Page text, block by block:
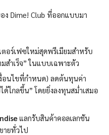
ง Dime! Club ที่ออกแบบมา
ตอร์เฟซใหม่สุดพรีเมียมสำหรับ
ำเร็จ” ในแบบเฉพาะตัว
อนไขที่กำหนด) ลดต้นทุนค่า
ด้ไกลขึ้น” โดยยิ่งลงทุนสม่ำเสมอ
แลกรับสินค้าคอลเลกชัน
ายทั่วไป